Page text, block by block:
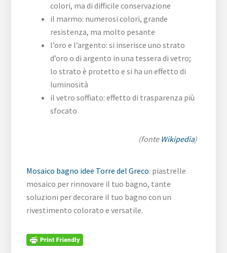
colori, ma di difficile conservazione
il marmo: numerosi colori, grande
resistenza, ma molto pesante
l’oro e l’argento: si inserisce uno strato
d’oro o di argento in una tessera di vetro;
lo strato è protetto e si ha un effetto di
luminosità
il vetro soffiato: effetto di trasparenza più
sfocato
(fonte Wikipedia)
Mosaico bagno idee Torre del Greco: piastrelle
mosaico per rinnovare il tuo bagno, tante
soluzioni per decorare il tuo bagno con un
rivestimento colorato e versatile.